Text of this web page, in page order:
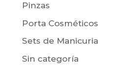
Pinzas
Porta Cosméticos
Sets de Manicuria
Sin categoría